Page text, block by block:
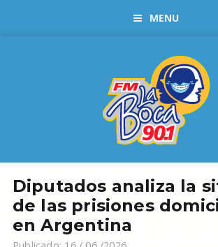
MENU
Diputados analiza la
de las prisiones
en Argentina